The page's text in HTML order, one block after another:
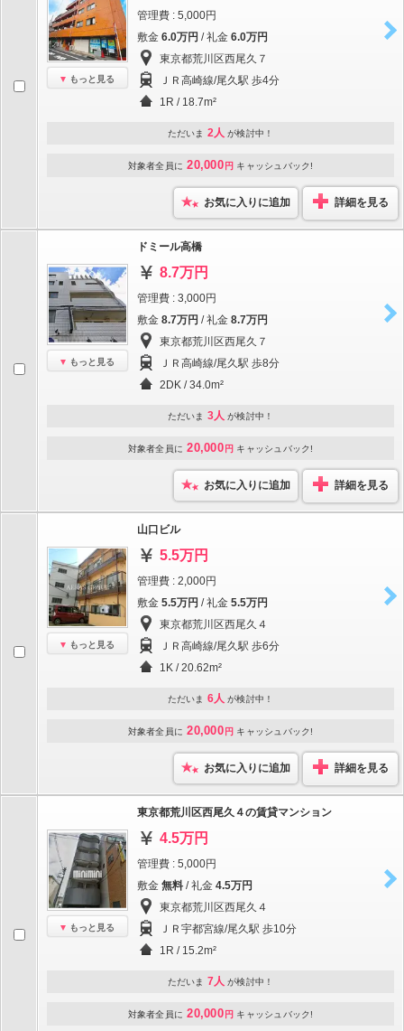
もっと見る
管理費 : 5,000円
敷金 6.0万円 / 礼金 6.0万円
東京都荒川区西尾久７
ＪＲ高崎線/尾久駅 歩4分
1R / 18.7m²
ただいま 2人 が検討中！
対象者全員に 20,000 円 キャッシュバック!
お気に入りに追加 詳細を見る
もっと見る
ドミール高橋
8.7万円
管理費 : 3,000円
敷金 8.7万円 / 礼金 8.7万円
東京都荒川区西尾久７
ＪＲ高崎線/尾久駅 歩8分
2DK / 34.0m²
ただいま 3人 が検討中！
対象者全員に 20,000 円 キャッシュバック!
お気に入りに追加 詳細を見る
もっと見る
山口ビル
5.5万円
管理費 : 2,000円
敷金 5.5万円 / 礼金 5.5万円
東京都荒川区西尾久４
ＪＲ高崎線/尾久駅 歩6分
1K / 20.62m²
ただいま 6人 が検討中！
対象者全員に 20,000 円 キャッシュバック!
お気に入りに追加 詳細を見る
もっと見る
東京都荒川区西尾久４の賃貸マンション
4.5万円
管理費 : 5,000円
敷金 無料 / 礼金 4.5万円
東京都荒川区西尾久４
ＪＲ宇都宮線/尾久駅 歩10分
1R / 15.2m²
ただいま 7人 が検討中！
対象者全員に 20,000 円 キャッシュバック!